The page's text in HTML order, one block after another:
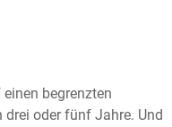
begrenzten
oder fünf Jahre. Und